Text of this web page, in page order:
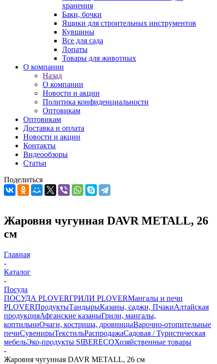
хранения
Баки, бочки
Ящики для строительных инструментов
Кувшины
Все для сада
Лопаты
Товары для животных
О компании
Назад
О компании
Новости и акции
Политика конфиденциальности
Оптовикам
Оптовикам
Доставка и оплата
Новости и акции
Контакты
Видеообзоры
Статьи
Поделиться
Жаровня чугунная DAVR METALL, 26
см
Главная
-
Каталог
-
Посуда
ПОСУДА PLOVERГРИЛИ PLOVERМангалы и печи
PLOVERПродуктыТандырыКазаны, саджи, ПчакиАлтайская
продукцияАфганские казаныГрили, мангалы,
коптильниОчаги, кострища, дровницыВарочно-отопительные
печиСувенирыТекстильРаспродажаСадовая / Туристическая
мебельЭко-продукты SIBERECOХозяйственные товары
-
Жаровня чугунная DAVR METALL, 26 см